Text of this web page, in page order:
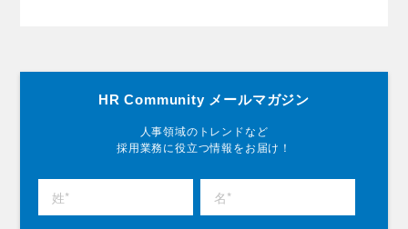
HR Community メールマガジン
人事領域のトレンドなど
採用業務に役立つ情報をお届け！